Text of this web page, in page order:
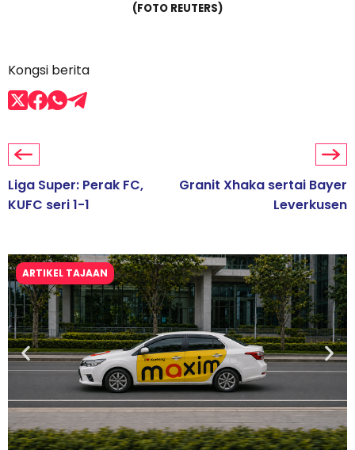
(FOTO REUTERS)
Kongsi berita
Liga Super: Perak FC,
KUFC seri 1-1
Granit Xhaka sertai Bayer
Leverkusen
ARTIKEL TAJAAN